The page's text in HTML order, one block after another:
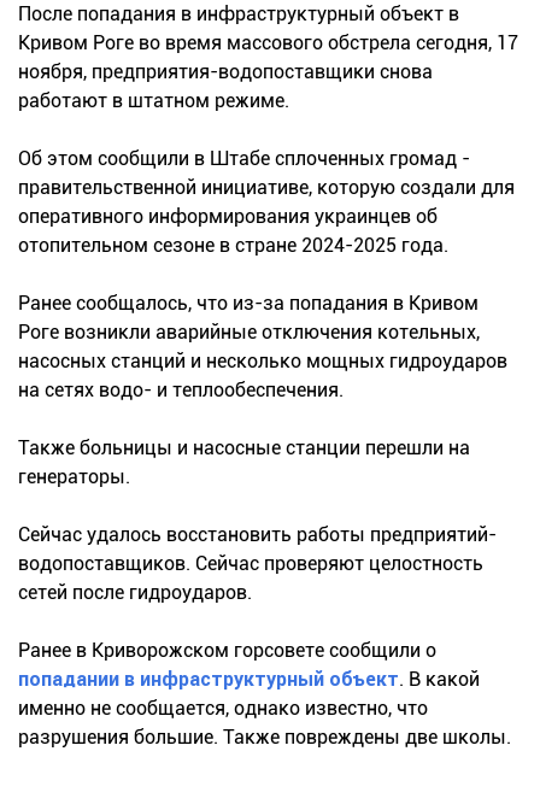
После попадания в инфраструктурный объект в
Кривом Роге во время массового обстрела сегодня, 17
ноября, предприятия-водопоставщики снова
работают в штатном режиме.
Об этом сообщили в Штабе сплоченных громад -
правительственной инициативе, которую создали для
оперативного информирования украинцев об
отопительном сезоне в стране 2024-2025 года.
Ранее сообщалось, что из-за попадания в Кривом
Роге возникли аварийные отключения котельных,
насосных станций и несколько мощных гидроударов
на сетях водо- и теплообеспечения.
Также больницы и насосные станции перешли на
генераторы.
Сейчас удалось восстановить работы предприятий-
водопоставщиков. Сейчас проверяют целостность
сетей после гидроударов.
Ранее в Криворожском горсовете сообщили о
попадании в инфраструктурный объект. В какой
именно не сообщается, однако известно, что
разрушения большие. Также повреждены две школы.